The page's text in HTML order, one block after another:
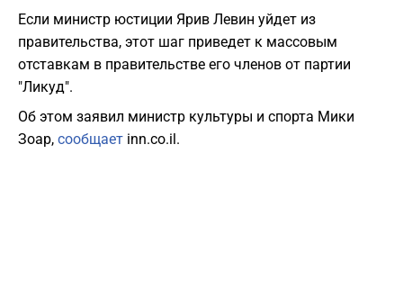
Если министр юстиции Ярив Левин уйдет из
правительства, этот шаг приведет к массовым
отставкам в правительстве его членов от партии
"Ликуд".
Об этом заявил министр культуры и спорта Мики
Зоар, сообщает inn.co.il.